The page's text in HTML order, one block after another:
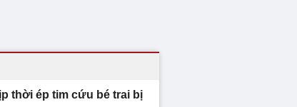
thời ép tim cứu bé trai bị